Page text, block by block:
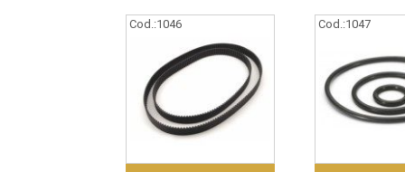
Cod.:1046 Cod.:1047